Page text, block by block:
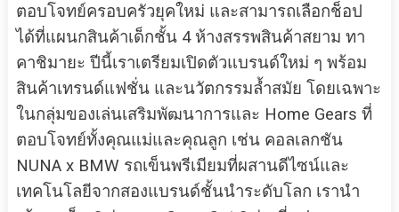
ตอบโจทย์ครอบครัวยุคใหม่ และสามารถเลือกช็อป
ได้ที่แผนกสินค้าเด็กชั้น 4 ห้างสรรพสินค้าสยาม ทา
คาชิมายะ ปีนี้เราเตรียมเปิดตัวแบรนด์ใหม่ ๆ พร้อม
สินค้าเทรนด์แฟชั่น และนวัตกรรมล้ำสมัย โดยเฉพาะ
ในกลุ่มของเล่นเสริมพัฒนาการและ Home Gears ที่
ตอบโจทย์ทั้งคุณแม่และคุณลูก เช่น คอลเลกชัน
NUNA x BMW รถเข็นพรีเมียมที่ผสานดีไซน์และ
เทคโนโลยีจากสองแบรนด์ชั้นนำระดับโลก เรานำ